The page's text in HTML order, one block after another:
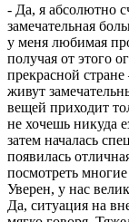
- Да, я абсолютно
замечательная
у меня любимая
получая от этого
прекрасной
живут
вещей приходит
не хочешь никуда
затем началась
появилась
посмотреть
Уверен, у нас
Да, ситуация на